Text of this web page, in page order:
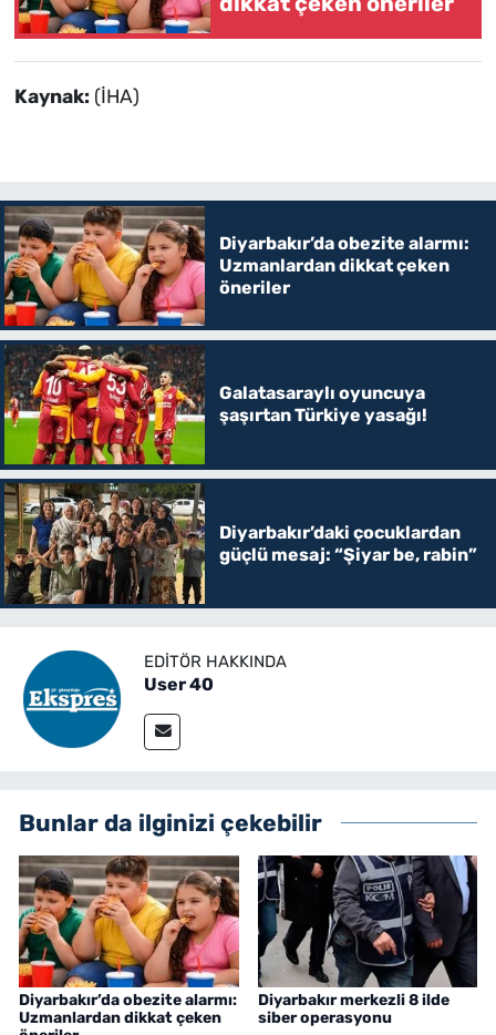
Kaynak: (İHA)
Diyarbakır’da obezite alarmı:
Uzmanlardan dikkat çeken
öneriler
Galatasaraylı oyuncuya
şaşırtan Türkiye yasağı!
Diyarbakır’daki çocuklardan
güçlü mesaj: “Şiyar be, rabin”
EDITÖR HAKKINDA
User 40
Bunlar da ilginizi çekebilir
Diyarbakır’da obezite alarmı:
Uzmanlardan dikkat çeken
Diyarbakır merkezli 8 ilde
siber operasyonu